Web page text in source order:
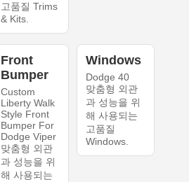
고품질 Trims
& Kits.
Front
Bumper
Custom
Liberty Walk
Style Front
Bumper For
Dodge Viper
맞춤형 외관
과 성능을 위
해 사용되는
Windows
Dodge 40
맞춤형 외관
과 성능을 위
해 사용되는
고품질
Windows.